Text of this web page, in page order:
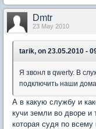
Dmtr
23 May 2010
tarik, on 23.05.2010 -
Я звонл в qwerty. В
подключить наши
А в какую службу и
кучи земли во дворе и
которая судя по всему